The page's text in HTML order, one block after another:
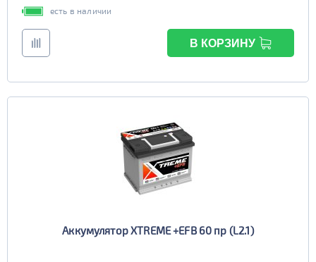
есть в наличии
В КОРЗИНУ
Аккумулятор XTREME +EFB 60 пр (L2.1)